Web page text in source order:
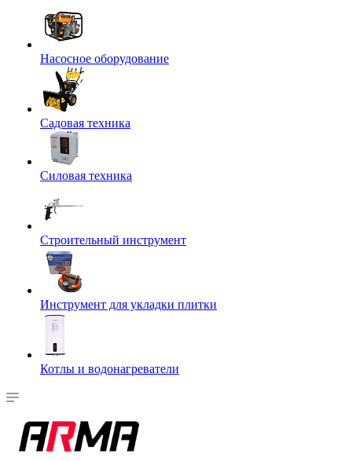
Насосное оборудование
Садовая техника
Силовая техника
Строительный инструмент
Инструмент для укладки плитки
Котлы и водонагреватели